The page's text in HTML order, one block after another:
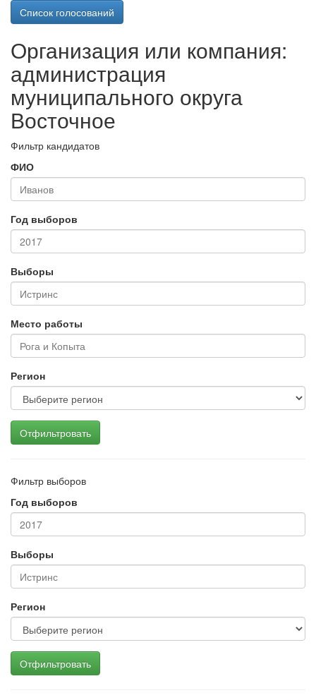
Список голосований
Организация или компания:
администрация
муниципального округа
Восточное
Фильтр кандидатов
ФИО
Год выборов
Выборы
Место работы
Регион
Отфильтровать
Фильтр выборов
Год выборов
Выборы
Регион
Отфильтровать